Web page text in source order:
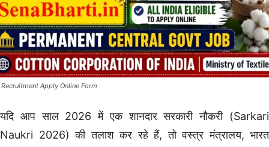
Recruitment Apply Online Form
यदि आप साल 2026 में एक शानदार सरकारी नौकरी (Sarkari
Naukri 2026) की तलाश कर रहे हैं, तो वस्त्र मंत्रालय, भारत